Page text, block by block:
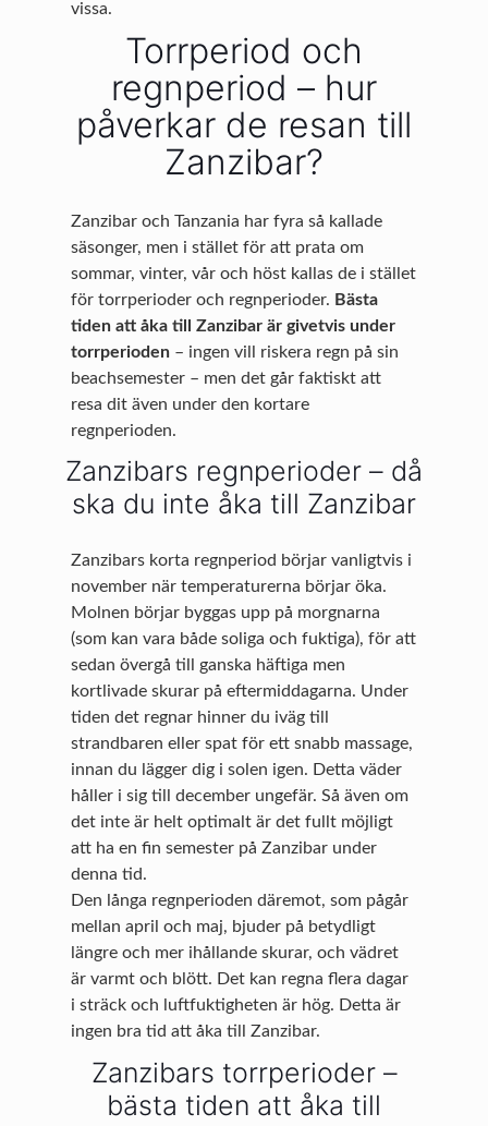
vissa.
Torrperiod och
regnperiod – hur
påverkar de resan till
Zanzibar?
Zanzibar och Tanzania har fyra så kallade
säsonger, men i stället för att prata om
sommar, vinter, vår och höst kallas de i stället
för torrperioder och regnperioder. Bästa
tiden att åka till Zanzibar är givetvis under
torrperioden – ingen vill riskera regn på sin
beachsemester – men det går faktiskt att
resa dit även under den kortare
regnperioden.
Zanzibars regnperioder – då
ska du inte åka till Zanzibar
Zanzibars korta regnperiod börjar vanligtvis i
november när temperaturerna börjar öka.
Molnen börjar byggas upp på morgnarna
(som kan vara både soliga och fuktiga), för att
sedan övergå till ganska häftiga men
kortlivade skurar på eftermiddagarna. Under
tiden det regnar hinner du iväg till
strandbaren eller spat för ett snabb massage,
innan du lägger dig i solen igen. Detta väder
håller i sig till december ungefär. Så även om
det inte är helt optimalt är det fullt möjligt
att ha en fin semester på Zanzibar under
denna tid.
Den långa regnperioden däremot, som pågår
mellan april och maj, bjuder på betydligt
längre och mer ihållande skurar, och vädret
är varmt och blött. Det kan regna flera dagar
i sträck och luftfuktigheten är hög. Detta är
ingen bra tid att åka till Zanzibar.
Zanzibars torrperioder –
bästa tiden att åka till